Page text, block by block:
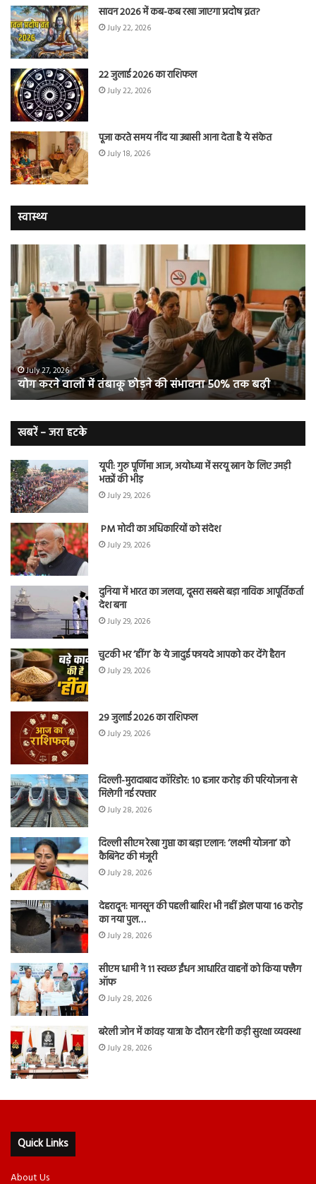
सावन 2026 में कब-कब रखा जाएगा प्रदोष व्रत?
July 22, 2026
22 जुलाई 2026 का राशिफल
July 22, 2026
पूजा करते समय नींद या उबासी आना देता है ये संकेत
July 18, 2026
स्वास्थ्य
करने
वालों
में
तंबाकू
छोड़ने
की
संभावना
50%
तक
बढ़ी
July 27, 2026
योग करने वालों में तंबाकू छोड़ने की संभावना 50% तक बढ़ी
को
रहे
थे
‘ब्रेन
वह
खबरें – जरा हटके
यूपी: गुरु पूर्णिमा आज, अयोध्या में सरयू स्नान के लिए उमड़ी
भक्तों की भीड़
July 29, 2026
PM मोदी का अधिकारियों को संदेश
July 29, 2026
दुनिया में भारत का जलवा, दूसरा सबसे बड़ा नाविक आपूर्तिकर्ता
देश बना
July 29, 2026
चुटकी भर ‘हींग’ के ये जादुई फायदे आपको कर देंगे हैरान
July 29, 2026
29 जुलाई 2026 का राशिफल
July 29, 2026
दिल्ली-मुरादाबाद कॉरिडोर: 10 हजार करोड़ की परियोजना से
मिलेगी नई रफ्तार
July 28, 2026
दिल्ली सीएम रेखा गुप्ता का बड़ा एलान: ‘लक्ष्मी योजना’ को
कैबिनेट की मंजूरी
July 28, 2026
देहरादून: मानसून की पहली बारिश भी नहीं झेल पाया 16 करोड़
का नया पुल…
July 28, 2026
सीएम धामी ने 11 स्वच्छ ईंधन आधारित वाहनों को किया फ्लैग
ऑफ
July 28, 2026
बरेली जोन में कांवड़ यात्रा के दौरान रहेगी कड़ी सुरक्षा व्यवस्था
July 28, 2026
Quick Links
About Us